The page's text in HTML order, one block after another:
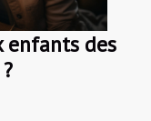
enfants des